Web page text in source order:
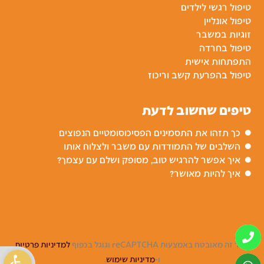
טיפול רגשי לילדים
טיפול אונליין
זוגיות במשבר
טיפול בחרדה
התפתחות אישית
טיפול בהפרעת קשב וריכוז
טיפים שחשוב לדעת
כך תזהו את התסמינים הפסיכוסומטיים הנפוצים
השלבים של התמודדות עם משבר ולצלוח אותו
איך אפשר להרגיש טוב, מסופק ושלם עם עצמך?
איך להיות מאושר?
אתר זה מאובטח באמצעות reCAPTCHA וגוגל בכפוף
למדיניות פרטיות
ו-מדיניות שימוש. פתח